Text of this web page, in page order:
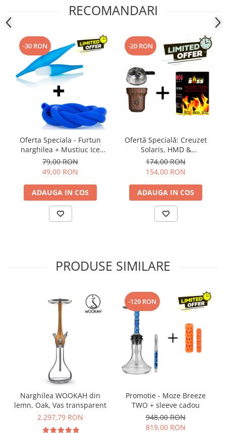
RECOMANDARI
-30 RON
Oferta Speciala - Furtun
narghilea + Mustiuc Ice
Bazooka
79,00 RON
49,00 RON
ADAUGA IN COS
-20 RON
Ofertă Specială: Creuzet
Solaris, HMD &
Carbuni Coco Boss
174,00 RON
154,00 RON
ADAUGA IN COS
PRODUSE SIMILARE
Narghilea WOOKAH din
lemn, Oak, Vas transparent
2.297,79 RON
-129 RON
Promotie - Moze Breeze
TWO + sleeve cadou
948,00 RON
819,00 RON